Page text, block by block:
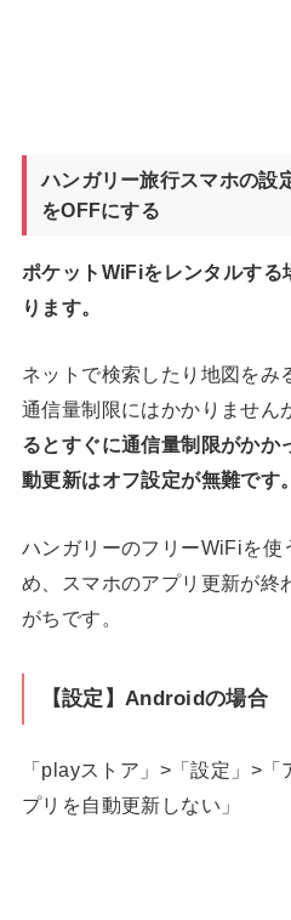
ハンガリー旅行スマホの
をOFFにする
ポケットWiFiをレンタルする
ります。
ネットで検索したり地図を
通信量制限にはかかりません
るとすぐに通信量制限がかか
動更新はオフ設定が無難です。
ハンガリーのフリーWiFiを使
め、スマホのアプリ更新が終
がちです。
【設定】Androidの場合
「playストア」>「設定」>
プリを自動更新しない」